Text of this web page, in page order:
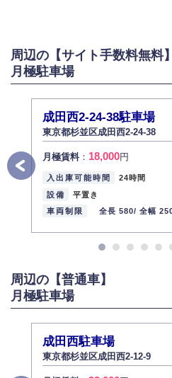
お問い合わせに対する回答、資料等の送付
採用に関する回答、情報の提供
弊社は取り扱う個人情報の外部への漏
適切かつ安全に管理します。
4.個人情報の第三者提供
法的義務など正当な理由に基づく要請
情報をご本人の同意なく第三者に提供い
5.個人情報の開示・訂正・削除
お客様ご本人から自己の個人情報開示
ん）。
また、個人情報の内容に誤りがあり、
6.個人情報管理の社内教育
弊社社員全員が、個人情報の取り扱い
切に管理するよう社内教育を実施して
代表取締役社長 野口 幸男
周辺の【サイト手数料無料】
月極駐車場
成田西2-24-38駐車場
東京都杉並区成田西2-24-38
月極賃料： 18,000円
入出庫可能時間
24時間
設備
平置き
車両制限
全長 580/ 全幅
周辺の【普通車】
月極駐車場
成田西駐車場
東京都杉並区成田西2-12-9